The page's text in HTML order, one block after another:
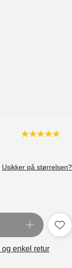
5.0
Usikker på størrelsen?
og enkel retur